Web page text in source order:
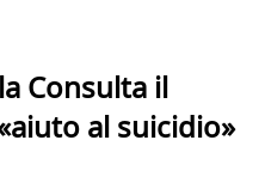
Consulta il
al suicidio»